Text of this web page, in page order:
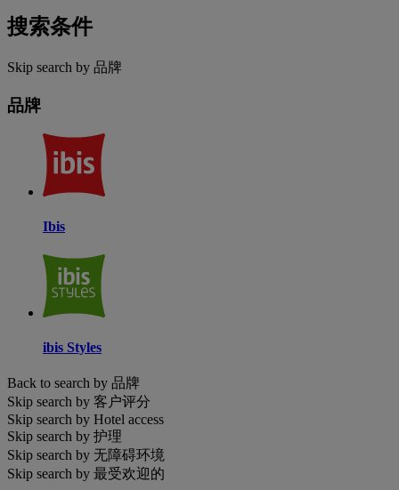
搜索条件
Skip search by 品牌
品牌
Ibis
ibis Styles
Back to search by 品牌
Skip search by 客户评分
Skip search by Hotel access
Skip search by 护理
Skip search by 无障碍环境
Skip search by 最受欢迎的